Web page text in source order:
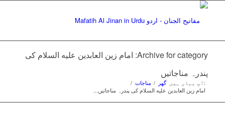
Archive for category: امام زین العابدین علیه السلام کی
پندرہ مناجاتیں
:آپ یہاں ہیں گھر / مناجات /
امام زین العابدین علیه السلام کی پندرہ مناجاتیں...